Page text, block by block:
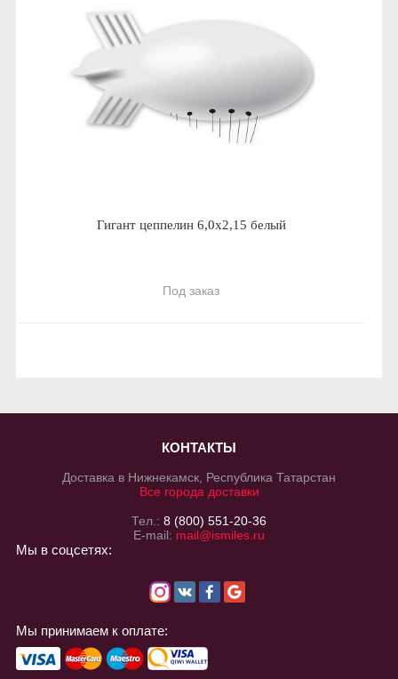
Гигант цеппелин 6,0х2,15 белый
Под заказ
КОНТАКТЫ
Доставка в Нижнекамск, Республика Татарстан
Все города доставки
Тел.: 8 (800) 551-20-36
E-mail: mail@ismiles.ru
Мы в соцсетях:
Мы принимаем к оплате: